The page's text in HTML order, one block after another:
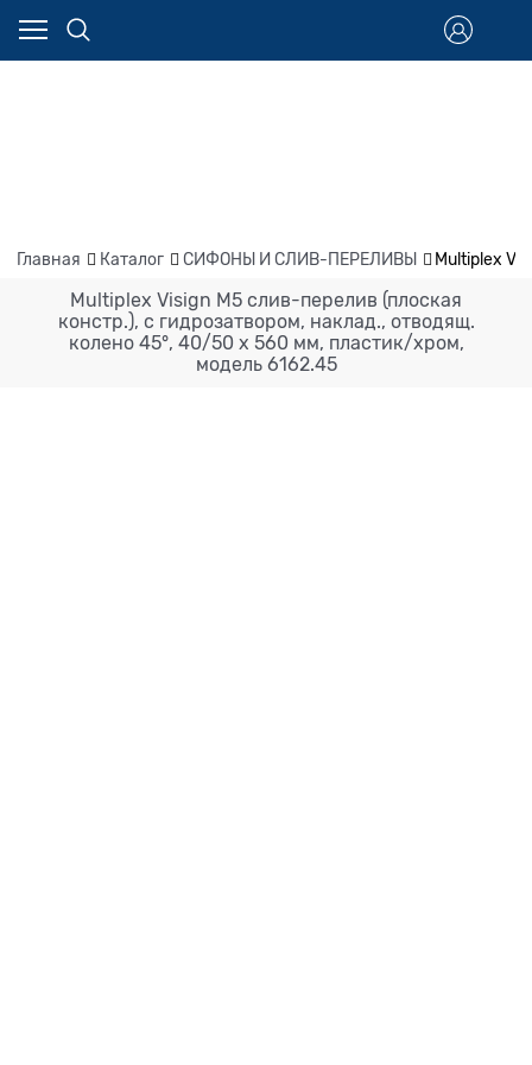
Главная Каталог СИФОНЫ И СЛИВ-ПЕРЕЛИВЫ Multiplex
Multiplex Visign M5 слив-перелив (плоская
констр.), с гидрозатвором, наклад., отводящ.
колено 45°, 40/50 x 560 мм, пластик/хром,
модель 6162.45